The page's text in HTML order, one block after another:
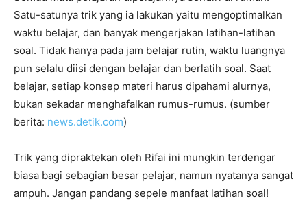
Satu-satunya trik yang ia lakukan yaitu mengoptimalkan
waktu belajar, dan banyak mengerjakan latihan-latihan
soal. Tidak hanya pada jam belajar rutin, waktu luangnya
pun selalu diisi dengan belajar dan berlatih soal. Saat
belajar, setiap konsep materi harus dipahami alurnya,
bukan sekadar menghafalkan rumus-rumus. (sumber
berita: news.detik.com)
Trik yang dipraktekan oleh Rifai ini mungkin terdengar
biasa bagi sebagian besar pelajar, namun nyatanya sangat
ampuh. Jangan pandang sepele manfaat latihan soal!